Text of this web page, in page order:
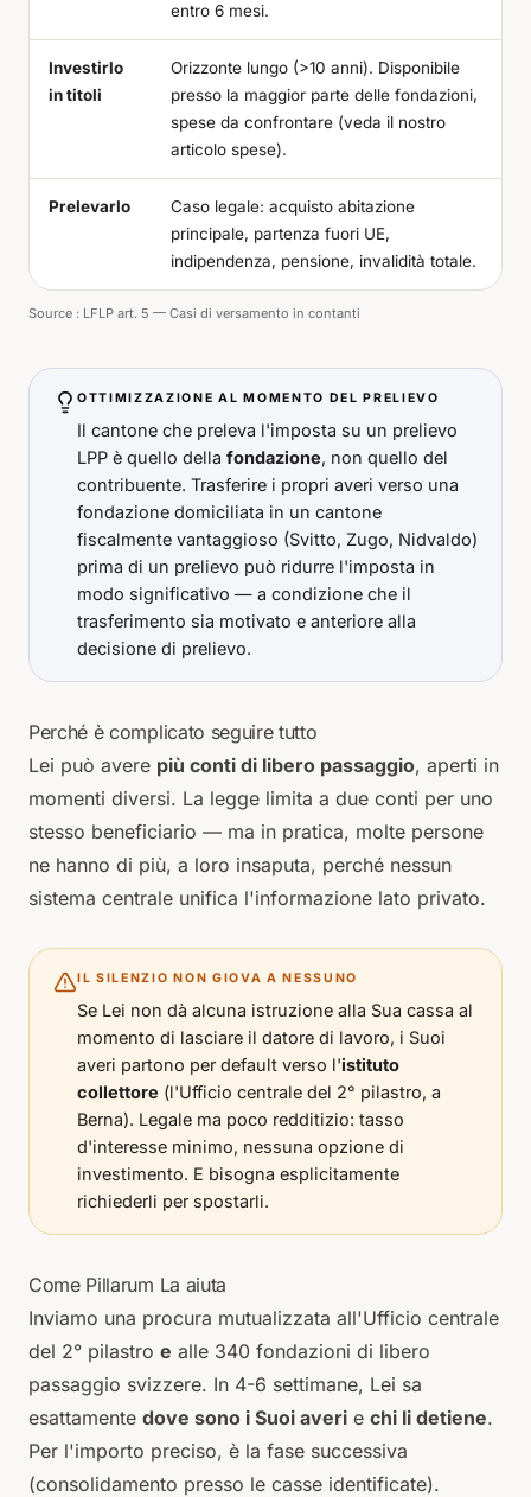
entro 6 mesi.
Investirlo
in titoli
Orizzonte lungo (>10 anni). Disponibile
presso la maggior parte delle fondazioni,
spese da confrontare (veda il nostro
articolo spese).
Prelevarlo
Caso legale: acquisto abitazione
principale, partenza fuori UE,
indipendenza, pensione, invalidità totale.
Source : LFLP art. 5 — Casi di versamento in contanti
OTTIMIZZAZIONE AL MOMENTO DEL PRELIEVO
Il cantone che preleva l'imposta su un prelievo
LPP è quello della fondazione, non quello del
contribuente. Trasferire i propri averi verso una
fondazione domiciliata in un cantone
fiscalmente vantaggioso (Svitto, Zugo, Nidvaldo)
prima di un prelievo può ridurre l'imposta in
modo significativo — a condizione che il
trasferimento sia motivato e anteriore alla
decisione di prelievo.
Perché è complicato seguire tutto
Lei può avere più conti di libero passaggio, aperti in
momenti diversi. La legge limita a due conti per uno
stesso beneficiario — ma in pratica, molte persone
ne hanno di più, a loro insaputa, perché nessun
sistema centrale unifica l'informazione lato privato.
IL SILENZIO NON GIOVA A NESSUNO
Se Lei non dà alcuna istruzione alla Sua cassa al
momento di lasciare il datore di lavoro, i Suoi
averi partono per default verso l'istituto
collettore (l'Ufficio centrale del 2° pilastro, a
Berna). Legale ma poco redditizio: tasso
d'interesse minimo, nessuna opzione di
investimento. E bisogna esplicitamente
richiederli per spostarli.
Come Pillarum La aiuta
Inviamo una procura mutualizzata all'Ufficio centrale
del 2° pilastro e alle 340 fondazioni di libero
passaggio svizzere. In 4-6 settimane, Lei sa
esattamente dove sono i Suoi averi e chi li detiene.
Per l'importo preciso, è la fase successiva
(consolidamento presso le casse identificate).